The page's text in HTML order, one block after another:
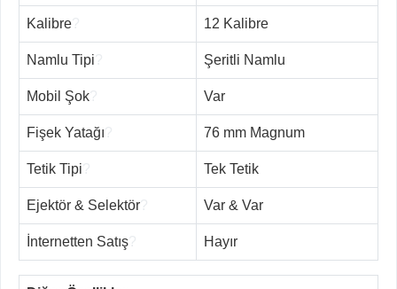
Kalibre 12 Kalibre
Namlu Tipi Şeritli Namlu
Mobil Şok Var
Fişek Yatağı 76 mm Magnum
Tetik Tipi Tek Tetik
Ejektör & Selektör Var & Var
İnternetten Satış Hayır